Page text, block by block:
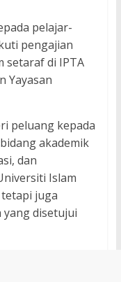
pelajar-
pengajian
setaraf di IPTA
Yayasan
peluang kepada
akademik
dan
Islam
juga
disetujui